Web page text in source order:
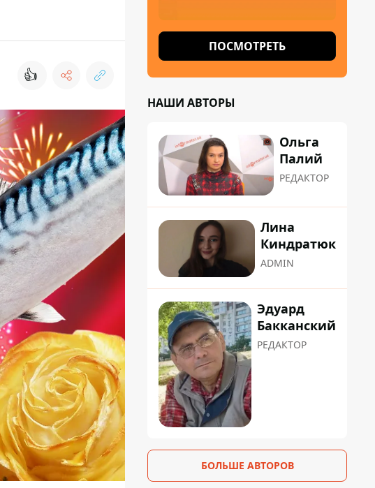
👍
ПОСМОТРЕТЬ
НАШИ АВТОРЫ
Ольга
Палий
РЕДАКТОР
Лина
Киндратюк
ADMIN
Эдуард
Бакканский
РЕДАКТОР
БОЛЬШЕ АВТОРОВ